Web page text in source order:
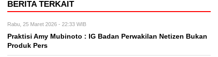
BERITA TERKAIT
Rabu, 25 Maret 2026 - 22:33 WIB
Praktisi Amy Mubinoto : IG Badan Perwakilan Netizen Bukan
Produk Pers